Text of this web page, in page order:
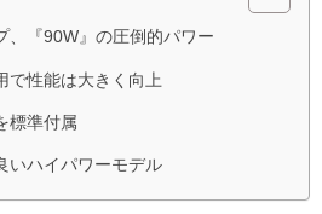
、『90W』の圧倒的パワー
で性能は大きく向上
標準付属
いハイパワーモデル